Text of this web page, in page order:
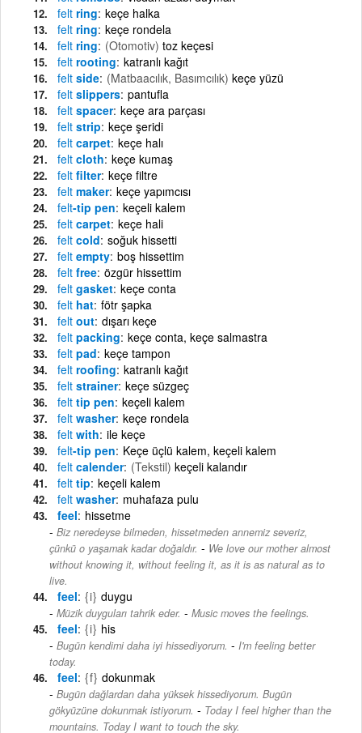
felt ring keçe halka
felt ring keçe rondela
felt ring (Otomotiv) toz keçesi
felt rooting katranlı kağıt
felt side (Matbaacılık, Basımcılık) keçe yüzü
felt slippers pantufla
felt spacer keçe ara parçası
felt strip keçe şeridi
felt carpet keçe halı
felt cloth keçe kumaş
felt filter keçe filtre
felt maker keçe yapımcısı
felt-tip pen keçeli kalem
felt carpet keçe hali
felt cold soğuk hissetti
felt empty boş hissettim
felt free özgür hissettim
felt gasket keçe conta
felt hat fötr şapka
felt out dışarı keçe
felt packing keçe conta, keçe salmastra
felt pad keçe tampon
felt roofing katranlı kağıt
felt strainer keçe süzgeç
felt tip pen keçeli kalem
felt washer keçe rondela
felt with ile keçe
felt-tip pen Keçe üçlü kalem, keçeli kalem
felt calender (Tekstil) keçeli kalandır
felt tip keçeli kalem
felt washer muhafaza pulu
feel hissetme
Biz neredeyse bilmeden, hissetmeden annemiz severiz,
çünkü o yaşamak kadar doğaldır. - We love our mother almost
without knowing it, without feeling it, as it is as natural as to
live.
feel {i} duygu
Müzik duyguları tahrik eder. - Music moves the feelings.
feel {i} his
Bugün kendimi daha iyi hissediyorum. - I'm feeling better
today.
feel {f} dokunmak
Bugün dağlardan daha yüksek hissediyorum. Bugün
gökyüzüne dokunmak istiyorum. - Today I feel higher than the
mountains. Today I want to touch the sky.